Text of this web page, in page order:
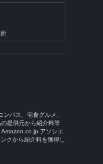
パス、宅食グルメ、
提供元から紹介料等
アソシエ
クから紹介料を獲得し